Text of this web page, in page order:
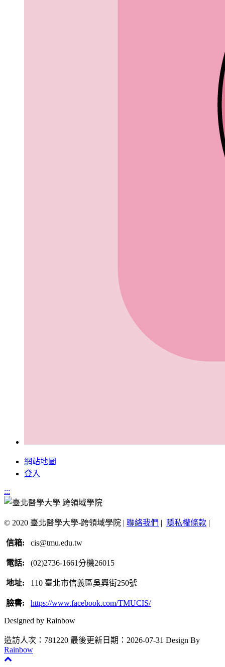
網站地圖
登入
:::
© 2020 臺北醫學大學-跨領域學院 | 聯絡我們 | 隱私權條款 |
信箱: cis@tmu.edu.tw
電話: (02)2736-1661分機26015
地址: 110 臺北市信義區吳興街250號
臉書: https://www.facebook.com/TMUCIS/
Designed by Rainbow
造訪人次：781220 最後更新日期：2026-07-31 Design By
Rainbow